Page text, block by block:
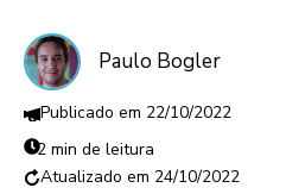
Paulo Bogler
22/10/2022
2 min de leitura
24/10/2022